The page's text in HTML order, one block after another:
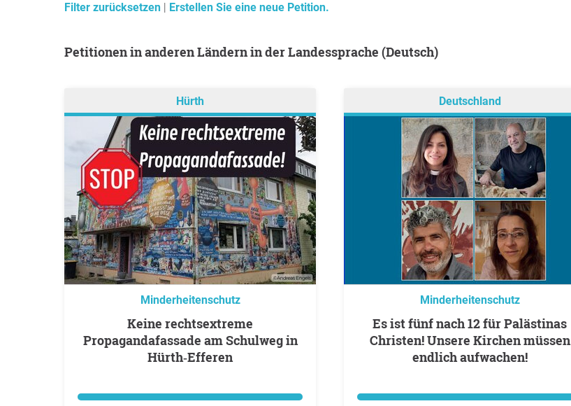
Filter zurücksetzen | Erstellen Sie eine neue Petition.
Petitionen in anderen Ländern in der Landessprache (Deutsch)
Hürth
Minderheitenschutz
Keine rechtsextreme
Propagandafassade am Schulweg in
Hürth‑Efferen
Deutschland
Minderheitenschutz
Es ist fünf nach 12 für Palästinas
Christen! Unsere Kirchen müssen
endlich aufwachen!